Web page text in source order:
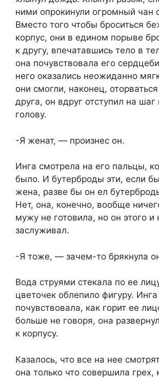
ними опрокинули огромный чан
Вместо того чтобы броситься
корпус, они в едином порыве
к другу, впечатавшись тело в
она почувствовала его
него оказались неожиданно
они смогли, наконец,
друга, он вдруг отступил на шаг
голову.
-Я женат, — произнес он.
Инга смотрела на его пальцы,
было. И бутерброды эти, если
жена, разве бы он ел
Нет, она, конечно, вообще
мужу не готовила, но он этого и
заслуживал.
-Я тоже, — зачем-то брякнула
Вода струями стекала по ее
цветочек облепило фигуру. Инга
почувствовала, как горит ее
больше не говоря, она
к корпусу.
Казалось, что все на нее
она только что совершила грех,